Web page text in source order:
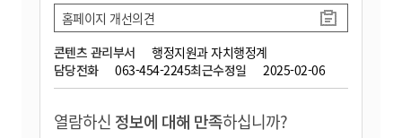
콘텐츠 관리부서
행정지원과 자치행정계
담당전화
063-454-2245최근수정일 2025-02-06
홈페이지 개선의견
열람하신 정보에 대해 만족하십니까?